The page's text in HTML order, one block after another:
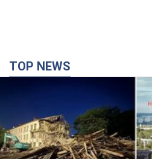
TOP NEWS